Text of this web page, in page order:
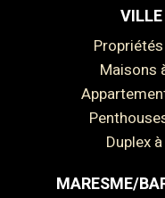
Duplex
MARESME/